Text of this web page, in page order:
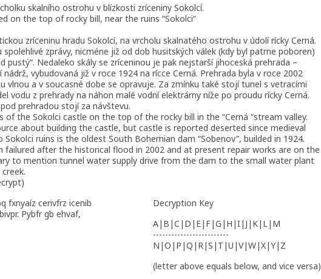
skalního ostrohu v blízkosti zríceniny Sokolcí.
on the top of rocky bill, near the ruins “Sokolci“
zríceninu hradu Sokolcí, na vrcholu skalnatého ostrohu v údolí rícky Cerná.
spolehlivé zprávy, nicméne již od dob husitských válek (kdy byl patrne poboren)
pustý“. Nedaleko skály se zríceninou je pak nejstarší jihoceská prehrada –
nádrž, vybudovaná již v roce 1924 na rícce Cerná. Prehrada byla v roce 2002
vlnou a v soucasné dobe se opravuje. Za zmínku také stojí tunel s vetracími
vodu z prehrady na náhon malé vodní elektrárny níže po proudu rícky Cerná.
prehradou stojí za návštevu.
the Sokolci castle on the top of the rocky bill in the “Cerná “stream valley.
about building the castle, but castle is reported deserted since medieval
Sokolci ruins is the oldest South Bohemian dam “Sobenov”, builded in 1924.
failured after the historical flood in 2002 and at present repair works are on the
to mention tunnel water supply drive from the dam to the small water plant
)
fxnyaíz cerivfrz icenib
Pybfr gb ehvaf,
Decryption Key
A|B|C|D|E|F|G|H|I|J|K|L|M
-------------------------
N|O|P|Q|R|S|T|U|V|W|X|Y|Z
(letter above equals below, and vice versa)